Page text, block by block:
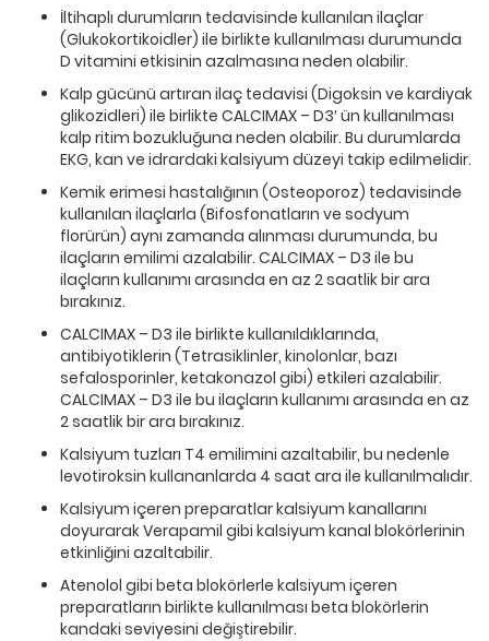
İltihaplı durumların tedavisinde kullanılan ilaçlar
(Glukokortikoidler) ile birlikte kullanılması durumunda
D vitamini etkisinin azalmasına neden olabilir.
Kalp gücünü artıran ilaç tedavisi (Digoksin ve kardiyak
glikozidleri) ile birlikte CALCIMAX – D3′ ün kullanılması
kalp ritim bozukluğuna neden olabilir. Bu durumlarda
EKG, kan ve idrardaki kalsiyum düzeyi takip edilmelidir.
Kemik erimesi hastalığının (Osteoporoz) tedavisinde
kullanılan ilaçlarla (Bifosfonatların ve sodyum
florürün) aynı zamanda alınması durumunda, bu
ilaçların emilimi azalabilir. CALCIMAX – D3 ile bu
ilaçların kullanımı arasında en az 2 saatlik bir ara
bırakınız.
CALCIMAX – D3 ile birlikte kullanıldıklarında,
antibiyotiklerin (Tetrasiklinler, kinolonlar, bazı
sefalosporinler, ketakonazol gibi) etkileri azalabilir.
CALCIMAX – D3 ile bu ilaçların kullanımı arasında en az
2 saatlik bir ara bırakınız.
Kalsiyum tuzları T4 emilimini azaltabilir, bu nedenle
levotiroksin kullananlarda 4 saat ara ile kullanılmalıdır.
Kalsiyum içeren preparatlar kalsiyum kanallarını
doyurarak Verapamil gibi kalsiyum kanal blokörlerinin
etkinliğini azaltabilir.
Atenolol gibi beta blokörlerle kalsiyum içeren
preparatların birlikte kullanılması beta blokörlerin
kandaki seviyesini değiştirebilir.